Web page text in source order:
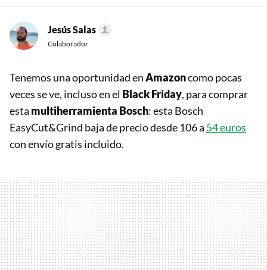
Jesús Salas
Colaborador
Tenemos una oportunidad enAmazoncomo pocas
veces se ve, incluso en el Black Friday, para comprar
esta multiherramienta Bosch: esta Bosch
EasyCut&Grind baja de precio desde 106 a 54 euros
con envío gratis incluido.